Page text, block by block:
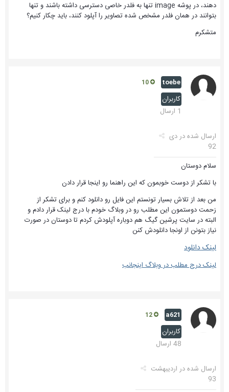
دهند، در پوشه image تنها به فلدر خاصی دسترسی داشته باشند و تنها
بتوانند در همان فلدر مشخص شده تصاویر را آپلود کنند، باید چکار کنیم؟
متشکرم
toebe
کاربران
1 ارسال
ارسال شده دردی
92
سلام دوستان
با تشکر از دوست خوبمون که این راهنما رو اینجا قرار دادن
من بعد از تلاش بسیار تونستم این فایل رو دانلود کنم و برای تشکر از
زحمت دوستمون این مطلب رو در وبلاگ خودم با درج لینک قرار دادم و
البته در سایت پرشین گیگ هم دوباره آپلودش کردم تا دوستان در صورت
نیاز بتونن از اونجا دانلودش کنن
لینک دانلود
لینک درج مطلب در وبلاگ اینجانب
a621
کاربران
48 ارسال
ارسال شده در اردیبهشت
93